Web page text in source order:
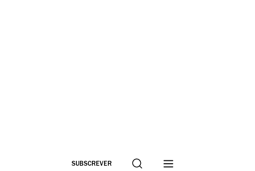
SUBSCREVER Procurar